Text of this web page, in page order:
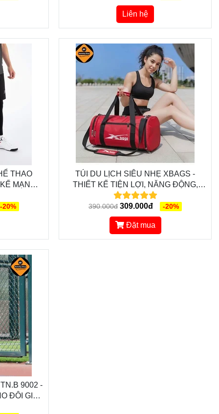
Liên hệ
THAO
MẠNH
-20%
TÚI DU LỊCH SIÊU NHẸ XBAGS -
THIẾT KẾ TIỆN LỢI, NĂNG ĐỘNG,
THÔNG MINH
390.000đ 309.000đ -20%
Đặt mua
9002 -
ĐÔI GIÀY